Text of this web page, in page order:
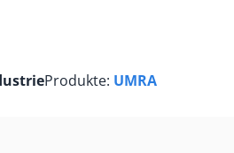
Produkte: UMRA